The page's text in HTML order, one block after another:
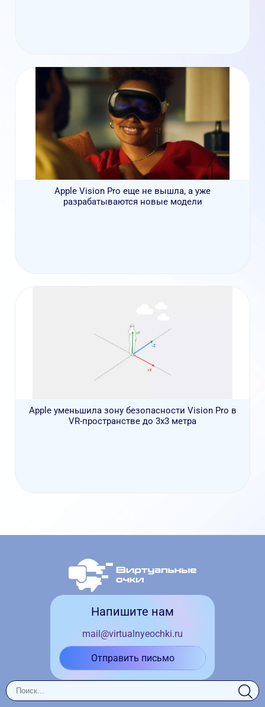
Apple Vision Pro еще не вышла, а уже
разрабатываются новые модели
Apple уменьшила зону безопасности Vision Pro в
VR-пространстве до 3х3 метра
Напишите нам
mail@virtualnyeochki.ru
Отправить письмо